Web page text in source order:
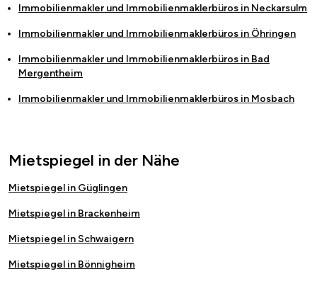
Immobilienmakler und Immobilienmaklerbüros in Neckarsulm
Immobilienmakler und Immobilienmaklerbüros in Öhringen
Immobilienmakler und Immobilienmaklerbüros in Bad
Mergentheim
Immobilienmakler und Immobilienmaklerbüros in Mosbach
Mietspiegel in der Nähe
Mietspiegel in Güglingen
Mietspiegel in Brackenheim
Mietspiegel in Schwaigern
Mietspiegel in Bönnigheim